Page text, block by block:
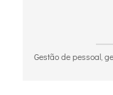
Gestão de pessoal,